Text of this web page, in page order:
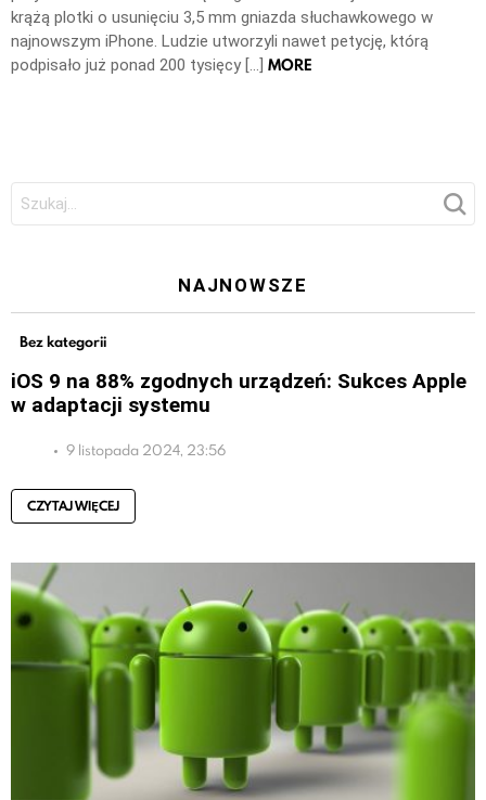
krążą plotki o usunięciu 3,5 mm gniazda słuchawkowego w
najnowszym iPhone. Ludzie utworzyli nawet petycję, którą
podpisało już ponad 200 tysięcy […] MORE
NAJNOWSZE
Bez kategorii
iOS 9 na 88% zgodnych urządzeń: Sukces Apple
w adaptacji systemu
9 listopada 2024, 23:56
CZYTAJ WIĘCEJ